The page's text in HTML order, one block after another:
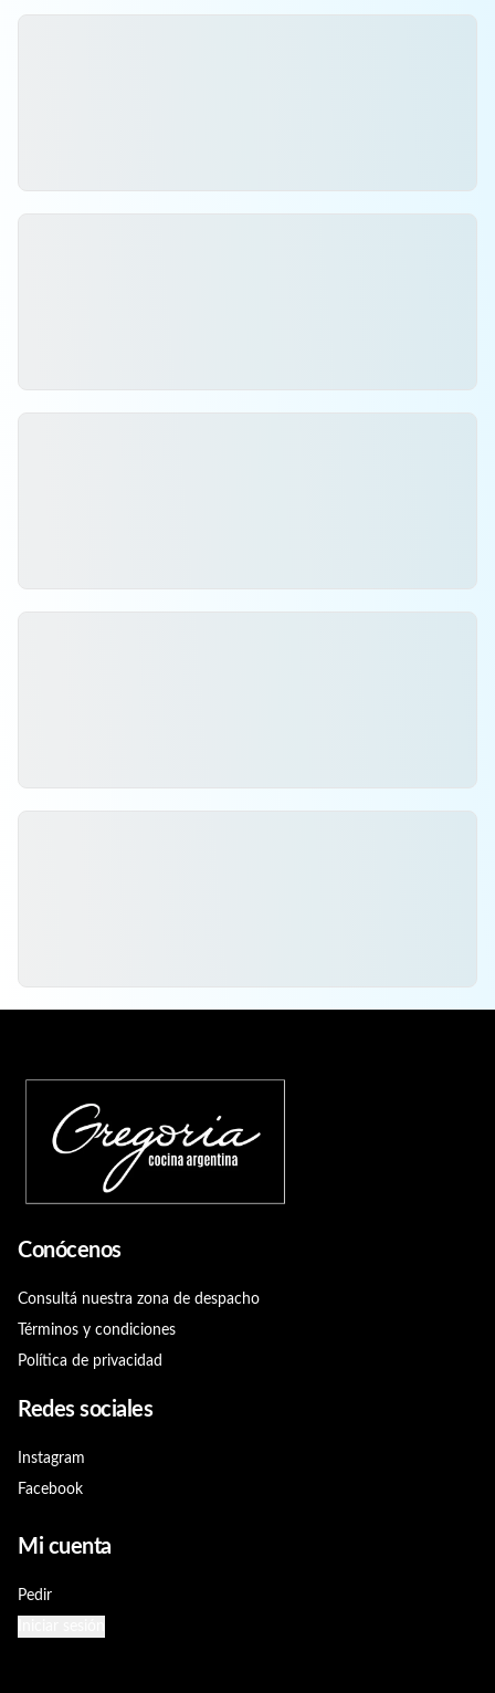
Conócenos
Consultá nuestra zona de despacho
Términos y condiciones
Política de privacidad
Redes sociales
Instagram
Facebook
Mi cuenta
Pedir